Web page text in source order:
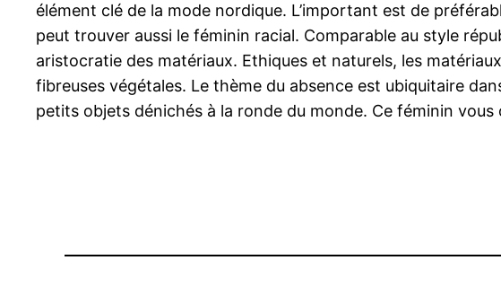
élément clé de la mode nordique. L’important est de
peut trouver aussi le féminin racial. Comparable au style
aristocratie des matériaux. Ethiques et naturels, les
fibreuses végétales. Le thème du absence est ubiquitaire
petits objets dénichés à la ronde du monde. Ce féminin